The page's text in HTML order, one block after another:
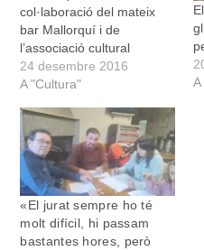
col·laboració del mateix
bar Mallorquí i de
l’associació cultural
Glosadors de Mallorca, ha
convocat el IV Concurs de
interessats podran
presentar-hi fins a tres
quartetes de versos
heptasil·làbics amb rima
ABBA o ABAB. El tema és
totalment lliure. Els
participants…
24 desembre 2016
A "Cultura"
A
«El jurat sempre ho té
molt difícil, hi passam
bastantes hores, però